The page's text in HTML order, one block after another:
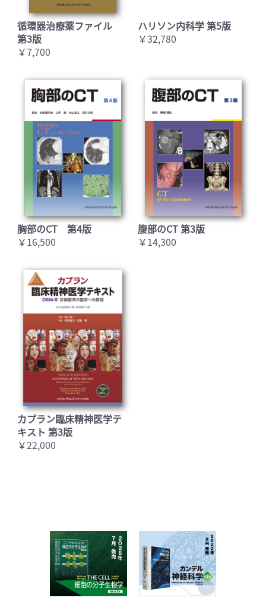
循環器治療薬ファイル
第3版
￥7,700
ハリソン内科学 第5版
￥32,780
胸部のCT 第4版
￥16,500
腹部のCT 第3版
￥14,300
カプラン臨床精神医学テ
キスト 第3版
￥22,000